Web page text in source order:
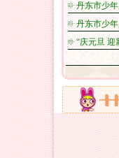
丹东市少
丹东市少
“庆元旦
新书架